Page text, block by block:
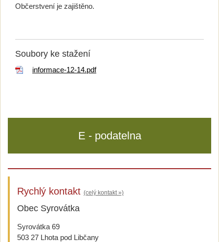
Občerstvení je zajištěno.
Soubory ke stažení
informace-12-14.pdf
E - podatelna
Rychlý kontakt (celý kontakt »)
Obec Syrovátka
Syrovátka 69
503 27 Lhota pod Libčany